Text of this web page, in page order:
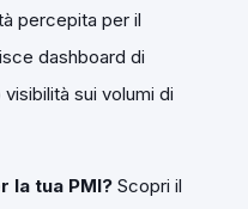
percepita per il
dashboard di
sui volumi di
la tua PMI? Scopri il